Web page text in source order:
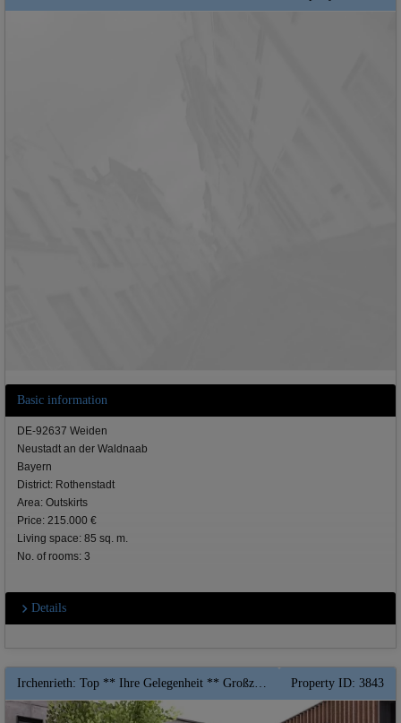
Basic information
DE-92637 Weiden
Neustadt an der Waldnaab
Bayern
District: Rothenstadt
Area: Outskirts
Price: 215.000 €
Living space: 85 sq. m.
No. of rooms: 3
Details
Property ID: 3843